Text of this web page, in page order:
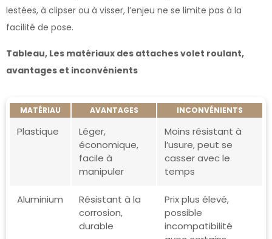
lestées, à clipser ou à visser, l’enjeu ne se limite pas à la
facilité de pose.
Tableau, Les matériaux des attaches volet roulant,
avantages et inconvénients
MATÉRIAU AVANTAGES INCONVÉNIENTS
Plastique
Léger,
économique,
facile à
manipuler
Moins résistant à
l’usure, peut se
casser avec le
temps
Aluminium
Résistant à la
corrosion,
durable
Prix plus élevé,
possible
incompatibilité